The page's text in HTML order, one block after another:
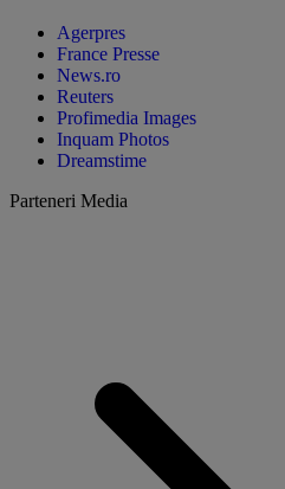
Agerpres
France Presse
News.ro
Reuters
Profimedia Images
Inquam Photos
Dreamstime
Parteneri Media